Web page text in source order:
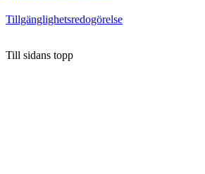
Tillgänglighetsredogörelse
Till sidans topp